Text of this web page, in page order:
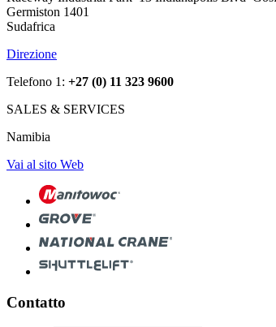
Germiston 1401
Sudafrica
Direzione
Telefono 1: +27 (0) 11 323 9600
SALES & SERVICES
Namibia
Vai al sito Web
Contatto